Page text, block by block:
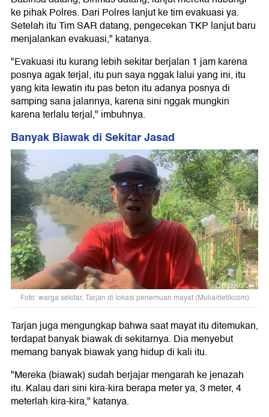
ke pihak Polres. Dari Polres lanjut ke tim evakuasi ya.
Setelah itu Tim SAR datang, pengecekan TKP lanjut baru
menjalankan evakuasi," katanya.
"Evakuasi itu kurang lebih sekitar berjalan 1 jam karena
posnya agak terjal, itu pun saya nggak lalui yang ini, itu
yang kita lewatin itu pas beton itu adanya posnya di
samping sana jalannya, karena sini nggak mungkin
karena terlalu terjal," imbuhnya.
Banyak Biawak di Sekitar Jasad
Foto: warga sekitar, Tarjan di lokasi penemuan mayat (Mulia/detikcom)
Tarjan juga mengungkap bahwa saat mayat itu ditemukan,
terdapat banyak biawak di sekitarnya. Dia menyebut
memang banyak biawak yang hidup di kali itu.
"Mereka (biawak) sudah berjajar mengarah ke jenazah
itu. Kalau dari sini kira-kira berapa meter ya, 3 meter, 4
meterlah kira-kira," katanya.